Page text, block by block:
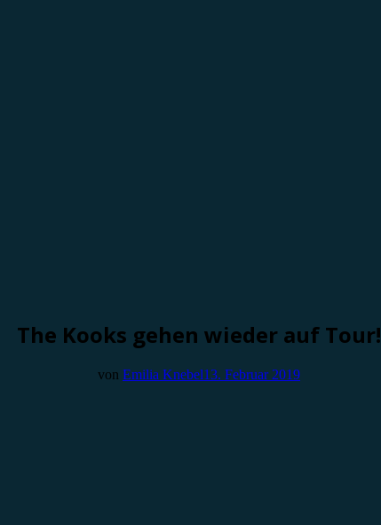
The Kooks gehen wieder auf Tour!
von Emilia Knebel13. Februar 2019